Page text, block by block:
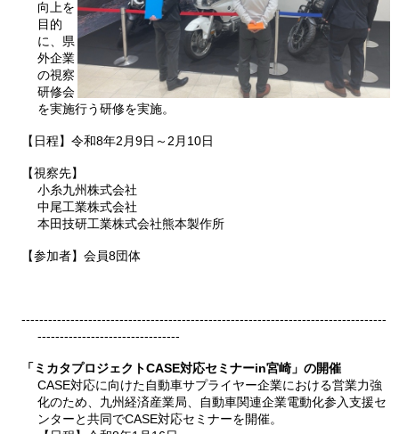
向上を
目的
に、県
外企業
の視察
研修会
を実施行う研修を実施。
【日程】令和8年2月9日～2月10日
【視察先】
小糸九州株式会社
中尾工業株式会社
本田技研工業株式会社熊本製作所
【参加者】会員8団体
----------------------------------------------------------------------------------
--------------------------------
「ミカタプロジェクトCASE対応セミナーin宮崎」の開催
CASE対応に向けた自動車サプライヤー企業における営業力強
化のため、九州経済産業局、自動車関連企業電動化参入支援セ
ンターと共同でCASE対応セミナーを開催。